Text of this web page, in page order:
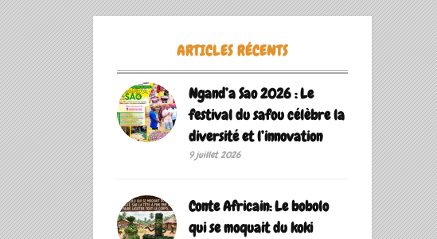
ARTICLES RÉCENTS
Ngand’a Sao 2026 : Le
festival du safou célèbre la
diversité et l’innovation
9 juillet 2026
Conte Africain: Le bobolo
qui se moquait du koki